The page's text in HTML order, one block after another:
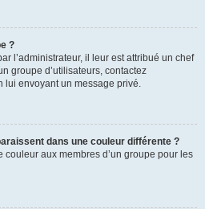
?
l’administrateur, il leur est attribué un chef
groupe d’utilisateurs, contactez
lui envoyant un message privé.
dans une couleur différente ?
couleur aux membres d’un groupe pour les